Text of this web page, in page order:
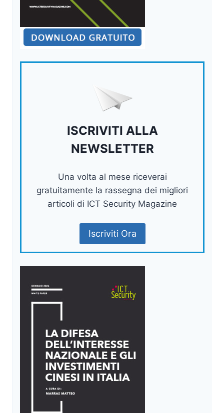
ISCRIVITI ALLA
NEWSLETTER
Una volta al mese riceverai
gratuitamente la rassegna dei migliori
articoli di ICT Security Magazine
Iscriviti Ora